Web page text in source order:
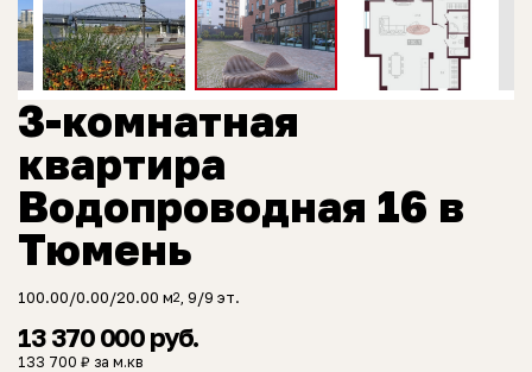
3-комнатная
квартира
Водопроводная 16 в
Тюмень
100.00/0.00/20.00 м2 , 9/9 эт.
13 370 000 руб.
133 700 ₽ за м.кв